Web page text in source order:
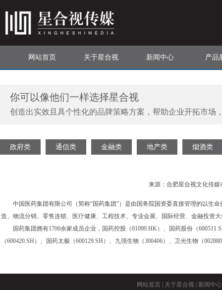
网站首页 关于星合视 新闻中心 产品
你可以像他们一样选择星合视
创造出实效且具个性化的品牌策略方案，帮助企业开拓市场
政府类 通信类 金融类 地产类 烟酒类
来源：合肥星合视文化传媒
中国医药集团有限公司（简称“国药集团”）是由国务院国资委直接管理的以生
造、物流分销、零售连锁、医疗健康、工程技术、专业会展、国际经营、金融投资
国药集团拥有1700余家成员企业，国药控股（01099.HK）、国药股份（
（600420.SH）、国药太极（600129.SH）、九强生物（300406）、卫光生物（
网站首页 关于星合视 新闻中心